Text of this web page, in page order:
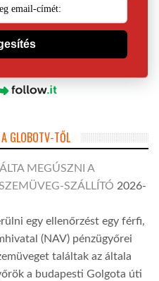
GLOBOTV-TŐL
MEGÚSZNI A
SZÁLLÍTÓ 2026-
egy ellenőrzést egy férfi,
(NAV) pénzügyőrei
találtak az általa
a budapesti Golgota úti